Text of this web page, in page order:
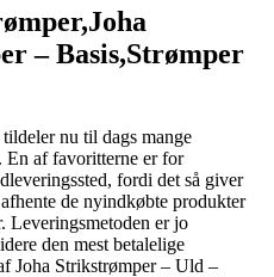
– Basis,Strømper
nu til dags mange
af favoritterne er for
fordi det så giver
de nyindkøbte produkter
Leveringsmetoden er jo
den mest betalelige
Joha Strikstrømper – Uld –